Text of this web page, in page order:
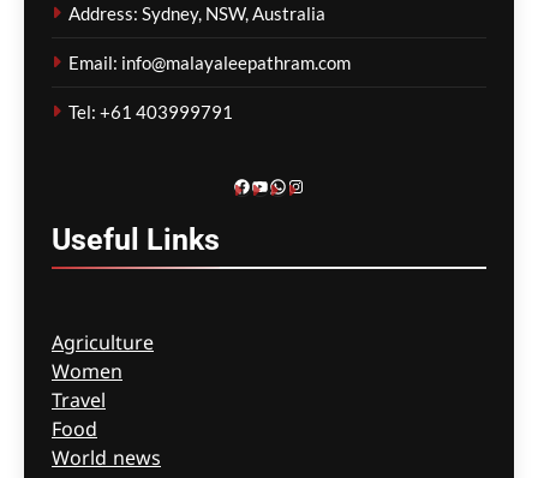
പെട്ടിയിലാക്കിയ നിലയിൽ
സ്ത്രീയുടെ മൃതദേഹം
കണ്ടെത്തി
ഗീത ദാസ്‌
Address: Sydney, NSW, Australia
Email: info@malayaleepathram.com
Tel: +61 403999791
Facebook
YouTube
WhatsApp
Instagram
Useful Links
Agriculture
Women
Travel
Food
World news